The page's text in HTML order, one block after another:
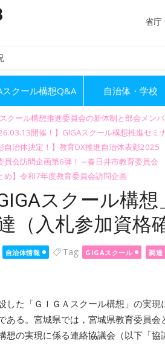
省庁
スクール構想Q&A 自治体・学校
クール構想推進委員会の新体制と部会メン
開催！】GIGAスクール構想推進セ
自治体決定！】教育DX推進自治体表彰2025
員会訪問企画第6弾！～春日井市教育委員会
め】令和7年度教育委員会訪問企画
スクール構
（入札参加資格
自治体情報 Tag: GIGAスクール 調達
した「ＧＩＧＡスクール構想」の実
ある。宮城県では，宮城県教育委員
想の実現に係る連絡協議会（以下「